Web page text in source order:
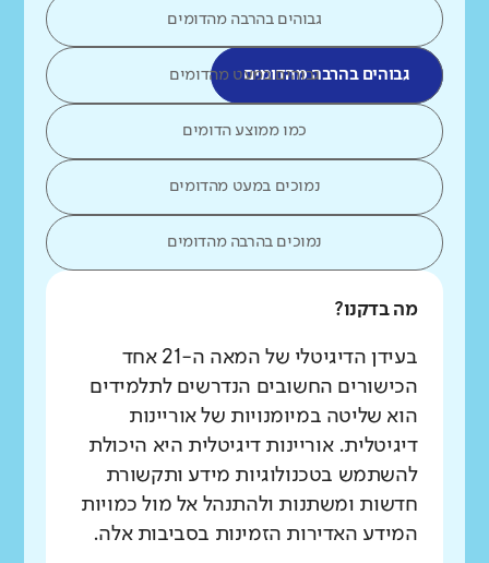
גבוהים בהרבה מהדומים
גבוהים בהרבה מהדומיםגבוהים במעט מהדומים
כמו ממוצע הדומים
נמוכים במעט מהדומים
נמוכים בהרבה מהדומים
מה בדקנו?
בעידן הדיגיטלי של המאה ה-21 אחד
הכישורים החשובים הנדרשים לתלמידים
הוא שליטה במיומנויות של אוריינות
דיגיטלית. אוריינות דיגיטלית היא היכולת
להשתמש בטכנולוגיות מידע ותקשורת
חדשות ומשתנות ולהתנהל אל מול כמויות
המידע האדירות הזמינות בסביבות אלה.